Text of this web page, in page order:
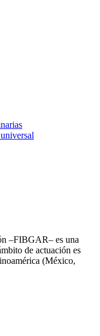
–FIBGAR– es una
de actuación es
(México,